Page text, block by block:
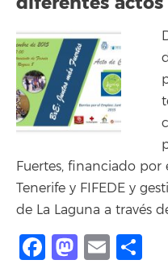
Fuertes, financiado por
Tenerife y FIFEDE y
de La Laguna a través
Facebook
Email